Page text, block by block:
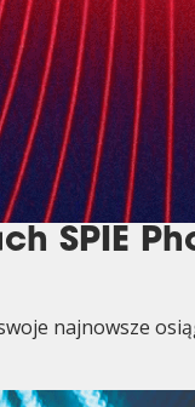
SPIE
najnowsze